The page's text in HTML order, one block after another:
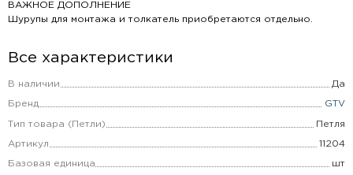
ВАЖНОЕ ДОПОЛНЕНИЕ
Шурупы для монтажа и толкатель приобретаются отдельно.
Все характеристики
В наличии Да
Бренд GTV
Тип товара (Петли) Петля
Артикул 11204
Базовая единица шт